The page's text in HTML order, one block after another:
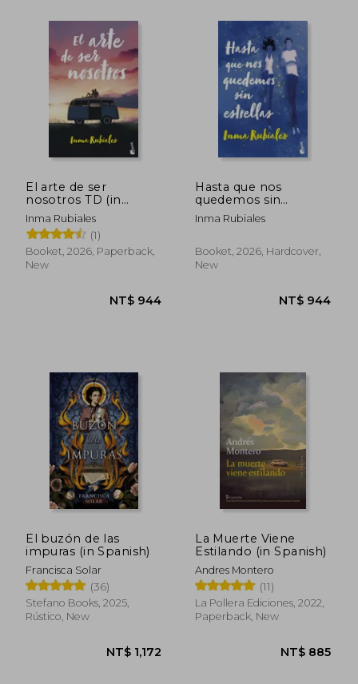
NT$ 795
El arte de ser
nosotros TD (in
Spanish)
Inma Rubiales
(1)
Booket, 2026, Paperback,
New
NT$ 944
Hasta que nos
quedemos sin
estrellas TD (in
Spanish)
Inma Rubiales
Booket, 2026, Hardcover,
New
El buzón de las
impuras (in Spanish)
Francisca Solar
(36)
Stefano Books, 2025,
Rústico, New
La Muerte Viene
Estilando (in Spanish)
Andres Montero
(11)
La Pollera Ediciones, 2022,
Paperback, New